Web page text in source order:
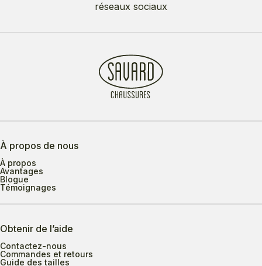
réseaux sociaux
À propos de nous
À propos
Avantages
Blogue
Témoignages
Obtenir de l’aide
Contactez-nous
Commandes et retours
Guide des tailles